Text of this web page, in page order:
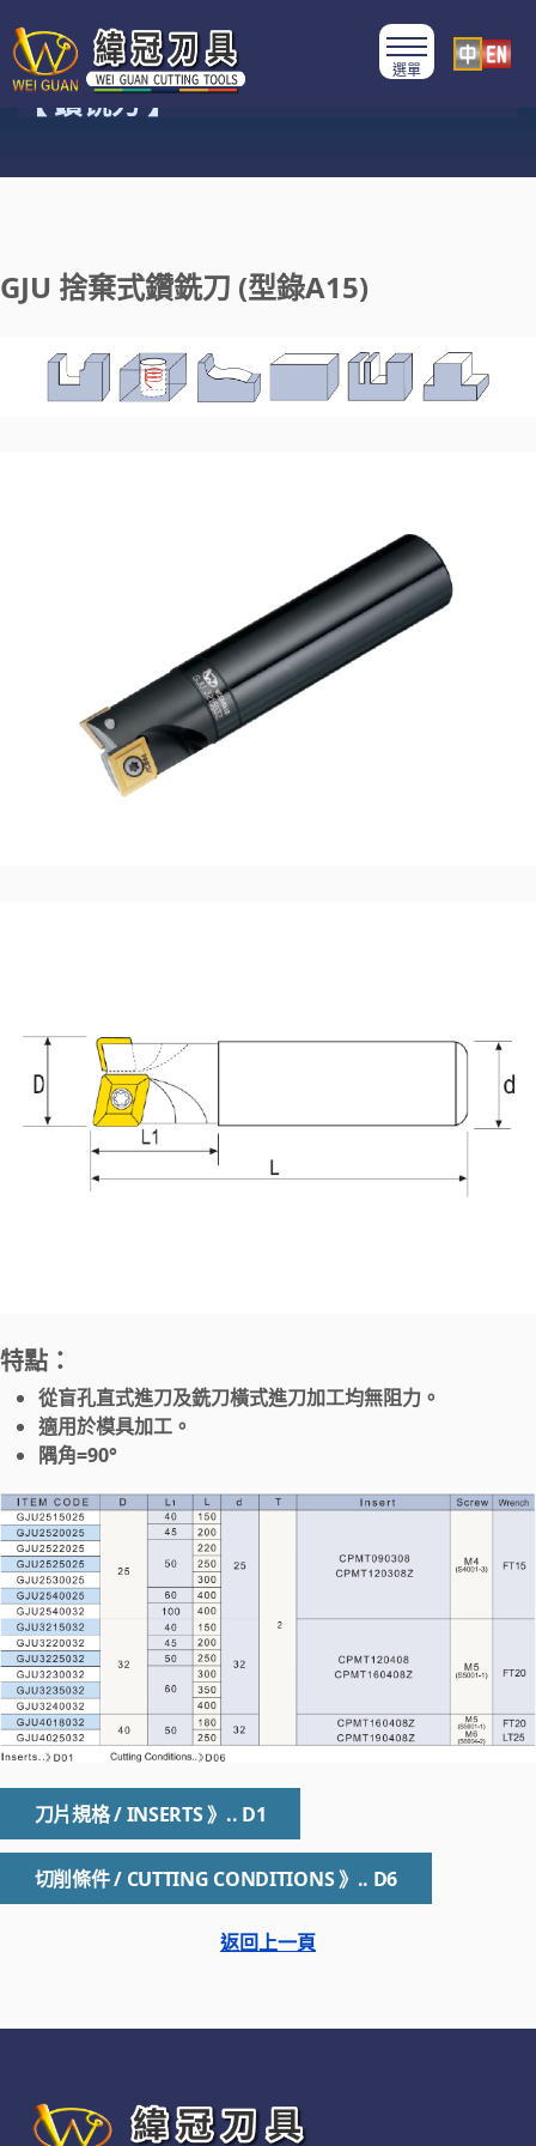
產品類別
【 鑽铣刀 】
GJU 捨棄式鑽銑刀 (型錄A15)
特點：
從盲孔直式進刀及銑刀橫式進刀加工均無阻力。
適用於模具加工。
隅角=90°
刀片規格 / INSERTS 》.. D1
切削條件 / CUTTING CONDITIONS 》.. D6
返回上一頁